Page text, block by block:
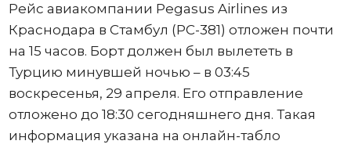
Рейс авиакомпании Pegasus Airlines из
Краснодара в Стамбул (PC-381) отложен почти
на 15 часов. Борт должен был вылететь в
Турцию минувшей ночью – в 03:45
воскресенья, 29 апреля. Его отправление
отложено до 18:30 сегодняшнего дня. Такая
информация указана на онлайн-табло